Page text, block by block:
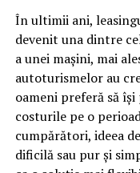
cuvinte tematice,
caută.
Apoi vine partea de
vizitatorii stau zece,
urmărească replay-
Google nu îți
petrecut, scrollul și
În ultimii ani,
devenit una dintre
a unei mașini, mai
autoturismelor au
oameni preferă să
costurile pe o
cumpărători, ideea
dificilă sau pur și